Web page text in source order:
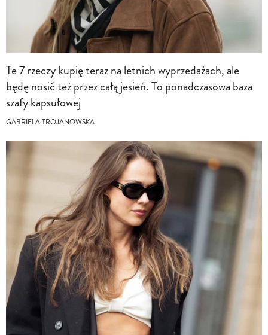
Te 7 rzeczy kupię teraz na letnich wyprzedażach, ale
będę nosić też przez całą jesień. To ponadczasowa baza
szafy kapsułowej
GABRIELA TROJANOWSKA